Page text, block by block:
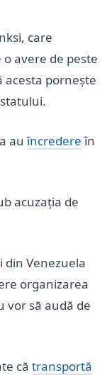
care
avere de peste
acesta pornește
auîncredereîn
acuzația de
din Venezuela
organizarea
vor să audă de
că transportă